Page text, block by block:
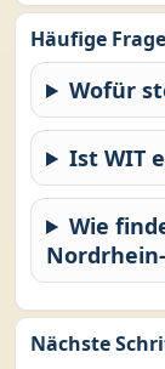
Häufige
Wofür
Ist WIT
Wie
Nächste